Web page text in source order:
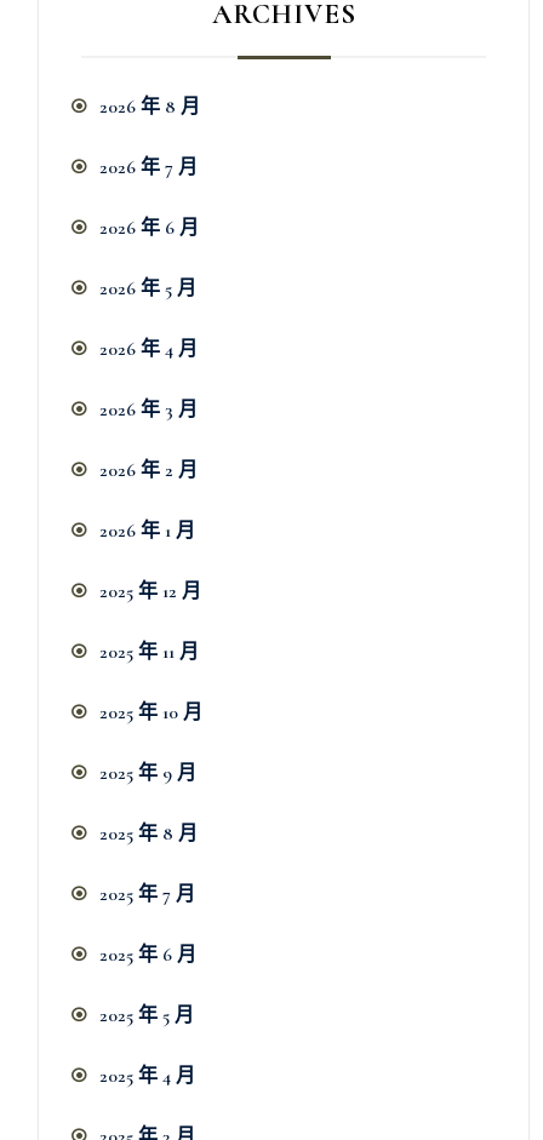
ARCHIVES
2026 年 8 月
2026 年 7 月
2026 年 6 月
2026 年 5 月
2026 年 4 月
2026 年 3 月
2026 年 2 月
2026 年 1 月
2025 年 12 月
2025 年 11 月
2025 年 10 月
2025 年 9 月
2025 年 8 月
2025 年 7 月
2025 年 6 月
2025 年 5 月
2025 年 4 月